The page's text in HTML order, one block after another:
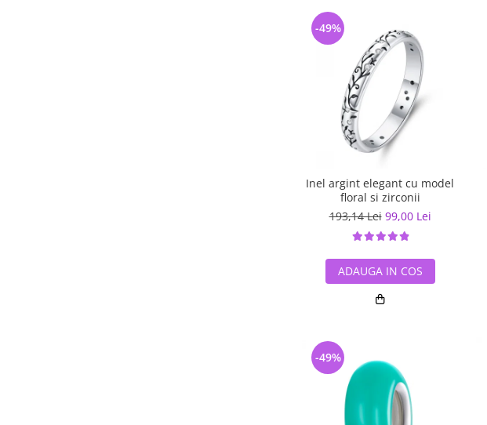
Inel argint elegant cu model
floral si zirconii
193,14 Lei 99,00 Lei
-49%
ADAUGA IN COS
-49%